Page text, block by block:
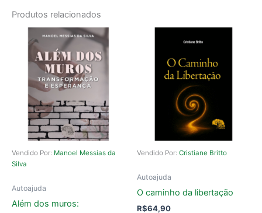
Produtos relacionados
Vendido Por: Manoel Messias da
Silva
Autoajuda
Além dos muros:
Vendido Por: Cristiane Britto
Autoajuda
O caminho da libertação
R$64,90